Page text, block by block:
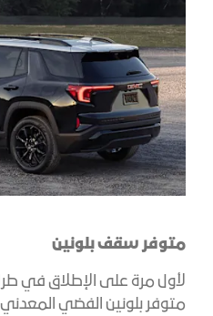
متوفر سقف بلونين
متوفر بلونين الفضي المعدني